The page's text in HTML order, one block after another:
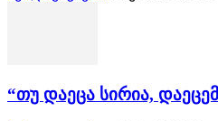
“თუ დაეცა სირია,